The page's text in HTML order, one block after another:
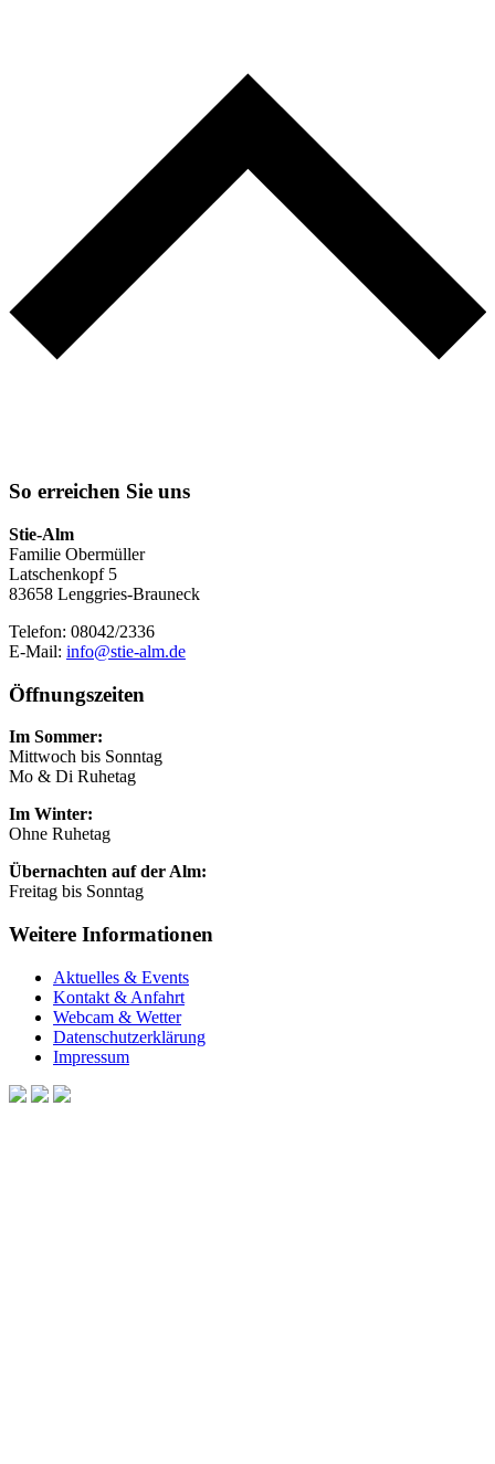
So erreichen Sie uns
Stie-Alm
Familie Obermüller
Latschenkopf 5
83658 Lenggries-Brauneck
Telefon: 08042/2336
E-Mail: info@stie-alm.de
Öffnungszeiten
Im Sommer:
Mittwoch bis Sonntag
Mo & Di Ruhetag
Im Winter:
Ohne Ruhetag
Übernachten auf der Alm:
Freitag bis Sonntag
Weitere Informationen
Aktuelles & Events
Kontakt & Anfahrt
Webcam & Wetter
Datenschutzerklärung
Impressum